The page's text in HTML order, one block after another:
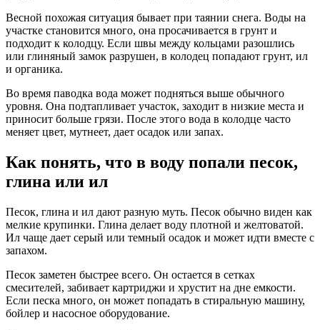
Весной похожая ситуация бывает при таянии снега. Воды на
участке становится много, она просачивается в грунт и
подходит к колодцу. Если швы между кольцами разошлись
или глиняный замок разрушен, в колодец попадают грунт, ил
и органика.
Во время паводка вода может подняться выше обычного
уровня. Она подтапливает участок, заходит в низкие места и
приносит больше грязи. После этого вода в колодце часто
меняет цвет, мутнеет, дает осадок или запах.
Как понять, что в воду попали песок,
глина или ил
Песок, глина и ил дают разную муть. Песок обычно виден как
мелкие крупинки. Глина делает воду плотной и желтоватой.
Ил чаще дает серый или темный осадок и может идти вместе с
запахом.
Песок заметен быстрее всего. Он остается в сетках
смесителей, забивает картриджи и хрустит на дне емкости.
Если песка много, он может попадать в стиральную машину,
бойлер и насосное оборудование.